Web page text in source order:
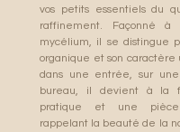
vos petits essentiels du
raffinement. Façonné
mycélium, il se distingue
organique et son caractère
dans une entrée, sur
bureau, il devient à la
pratique et une pièce
rappelant la beauté de la